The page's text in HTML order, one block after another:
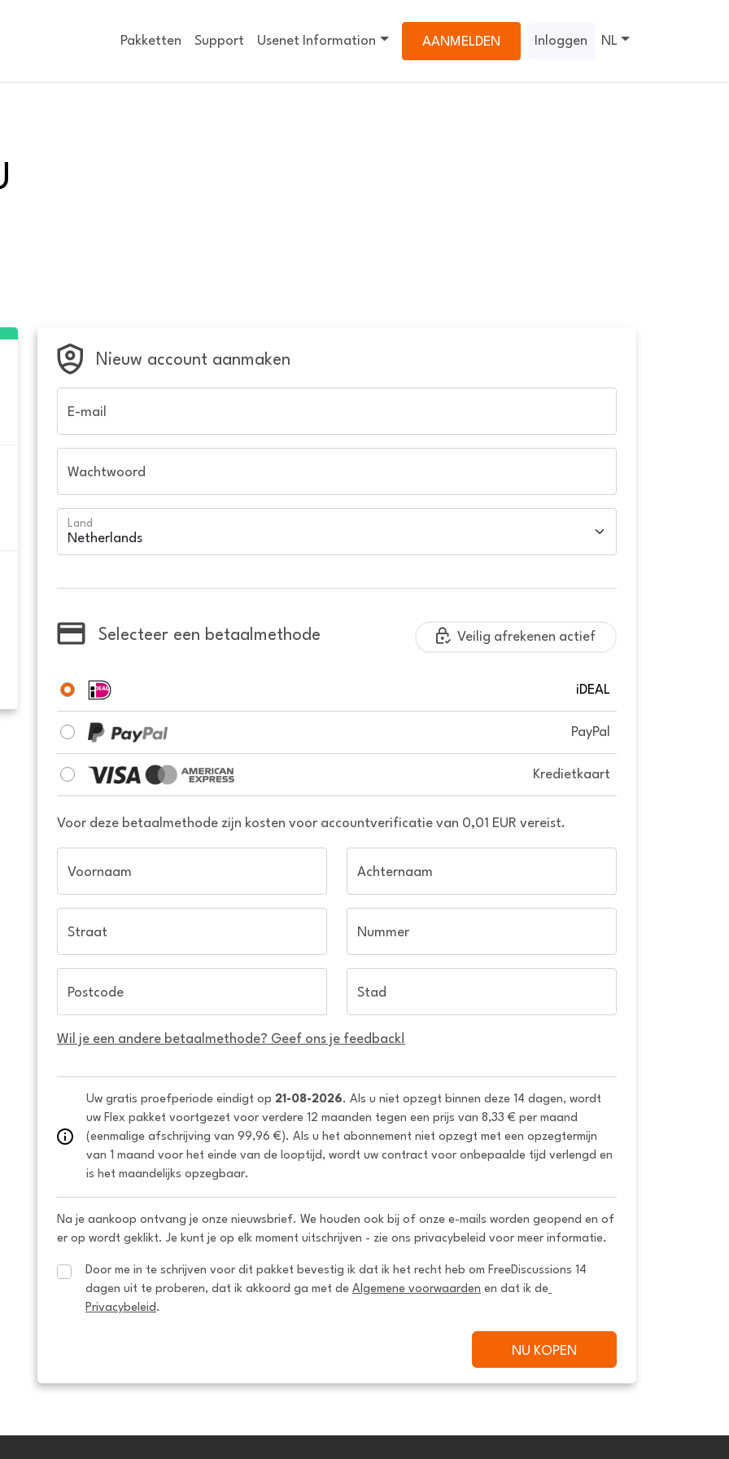
Pakketten Support Usenet Information AANMELDEN Inloggen NL
Nieuw account aanmaken
E-mail
Wachtwoord
Land
Selecteer een betaalmethode Veilig afrekenen actief
iDEAL
PayPal
Kredietkaart
Voor deze betaalmethode zijn kosten voor accountverificatie van 0,01 EUR vereist.
Voornaam Achternaam
Straat Nummer
Postcode Stad
Wil je een andere betaalmethode? Geef ons je feedback!
Uw gratis proefperiode eindigt op 21-08-2026. Als u niet opzegt binnen deze 14 dagen, wordt
uw Flex pakket voortgezet voor verdere 12 maanden tegen een prijs van 8,33 € per maand
(eenmalige afschrijving van 99,96 €). Als u het abonnement niet opzegt met een opzegtermijn
van 1 maand voor het einde van de looptijd, wordt uw contract voor onbepaalde tijd verlengd en
is het maandelijks opzegbaar.
Na je aankoop ontvang je onze nieuwsbrief. We houden ook bij of onze e-mails worden geopend en of
er op wordt geklikt. Je kunt je op elk moment uitschrijven - zie ons privacybeleid voor meer informatie.
Door me in te schrijven voor dit pakket bevestig ik dat ik het recht heb om FreeDiscussions 14
dagen uit te proberen, dat ik akkoord ga met de Algemene voorwaarden en dat ik de
Privacybeleid .
NU KOPEN